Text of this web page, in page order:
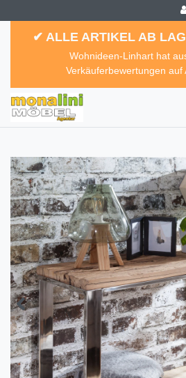
✔ ALLE ARTIKEL AB
Wohnideen-Linhart hat
Verkäuferbewertungen auf